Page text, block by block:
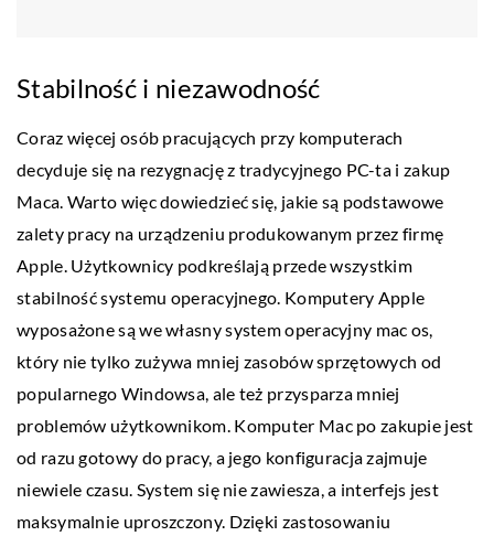
Stabilność i niezawodność
Coraz więcej osób pracujących przy komputerach
decyduje się na rezygnację z tradycyjnego PC-ta i zakup
Maca. Warto więc dowiedzieć się, jakie są podstawowe
zalety pracy na urządzeniu produkowanym przez firmę
Apple. Użytkownicy podkreślają przede wszystkim
stabilność systemu operacyjnego. Komputery Apple
wyposażone są we własny system operacyjny mac os,
który nie tylko zużywa mniej zasobów sprzętowych od
popularnego Windowsa, ale też przysparza mniej
problemów użytkownikom. Komputer Mac po zakupie jest
od razu gotowy do pracy, a jego konfiguracja zajmuje
niewiele czasu. System się nie zawiesza, a interfejs jest
maksymalnie uproszczony. Dzięki zastosowaniu